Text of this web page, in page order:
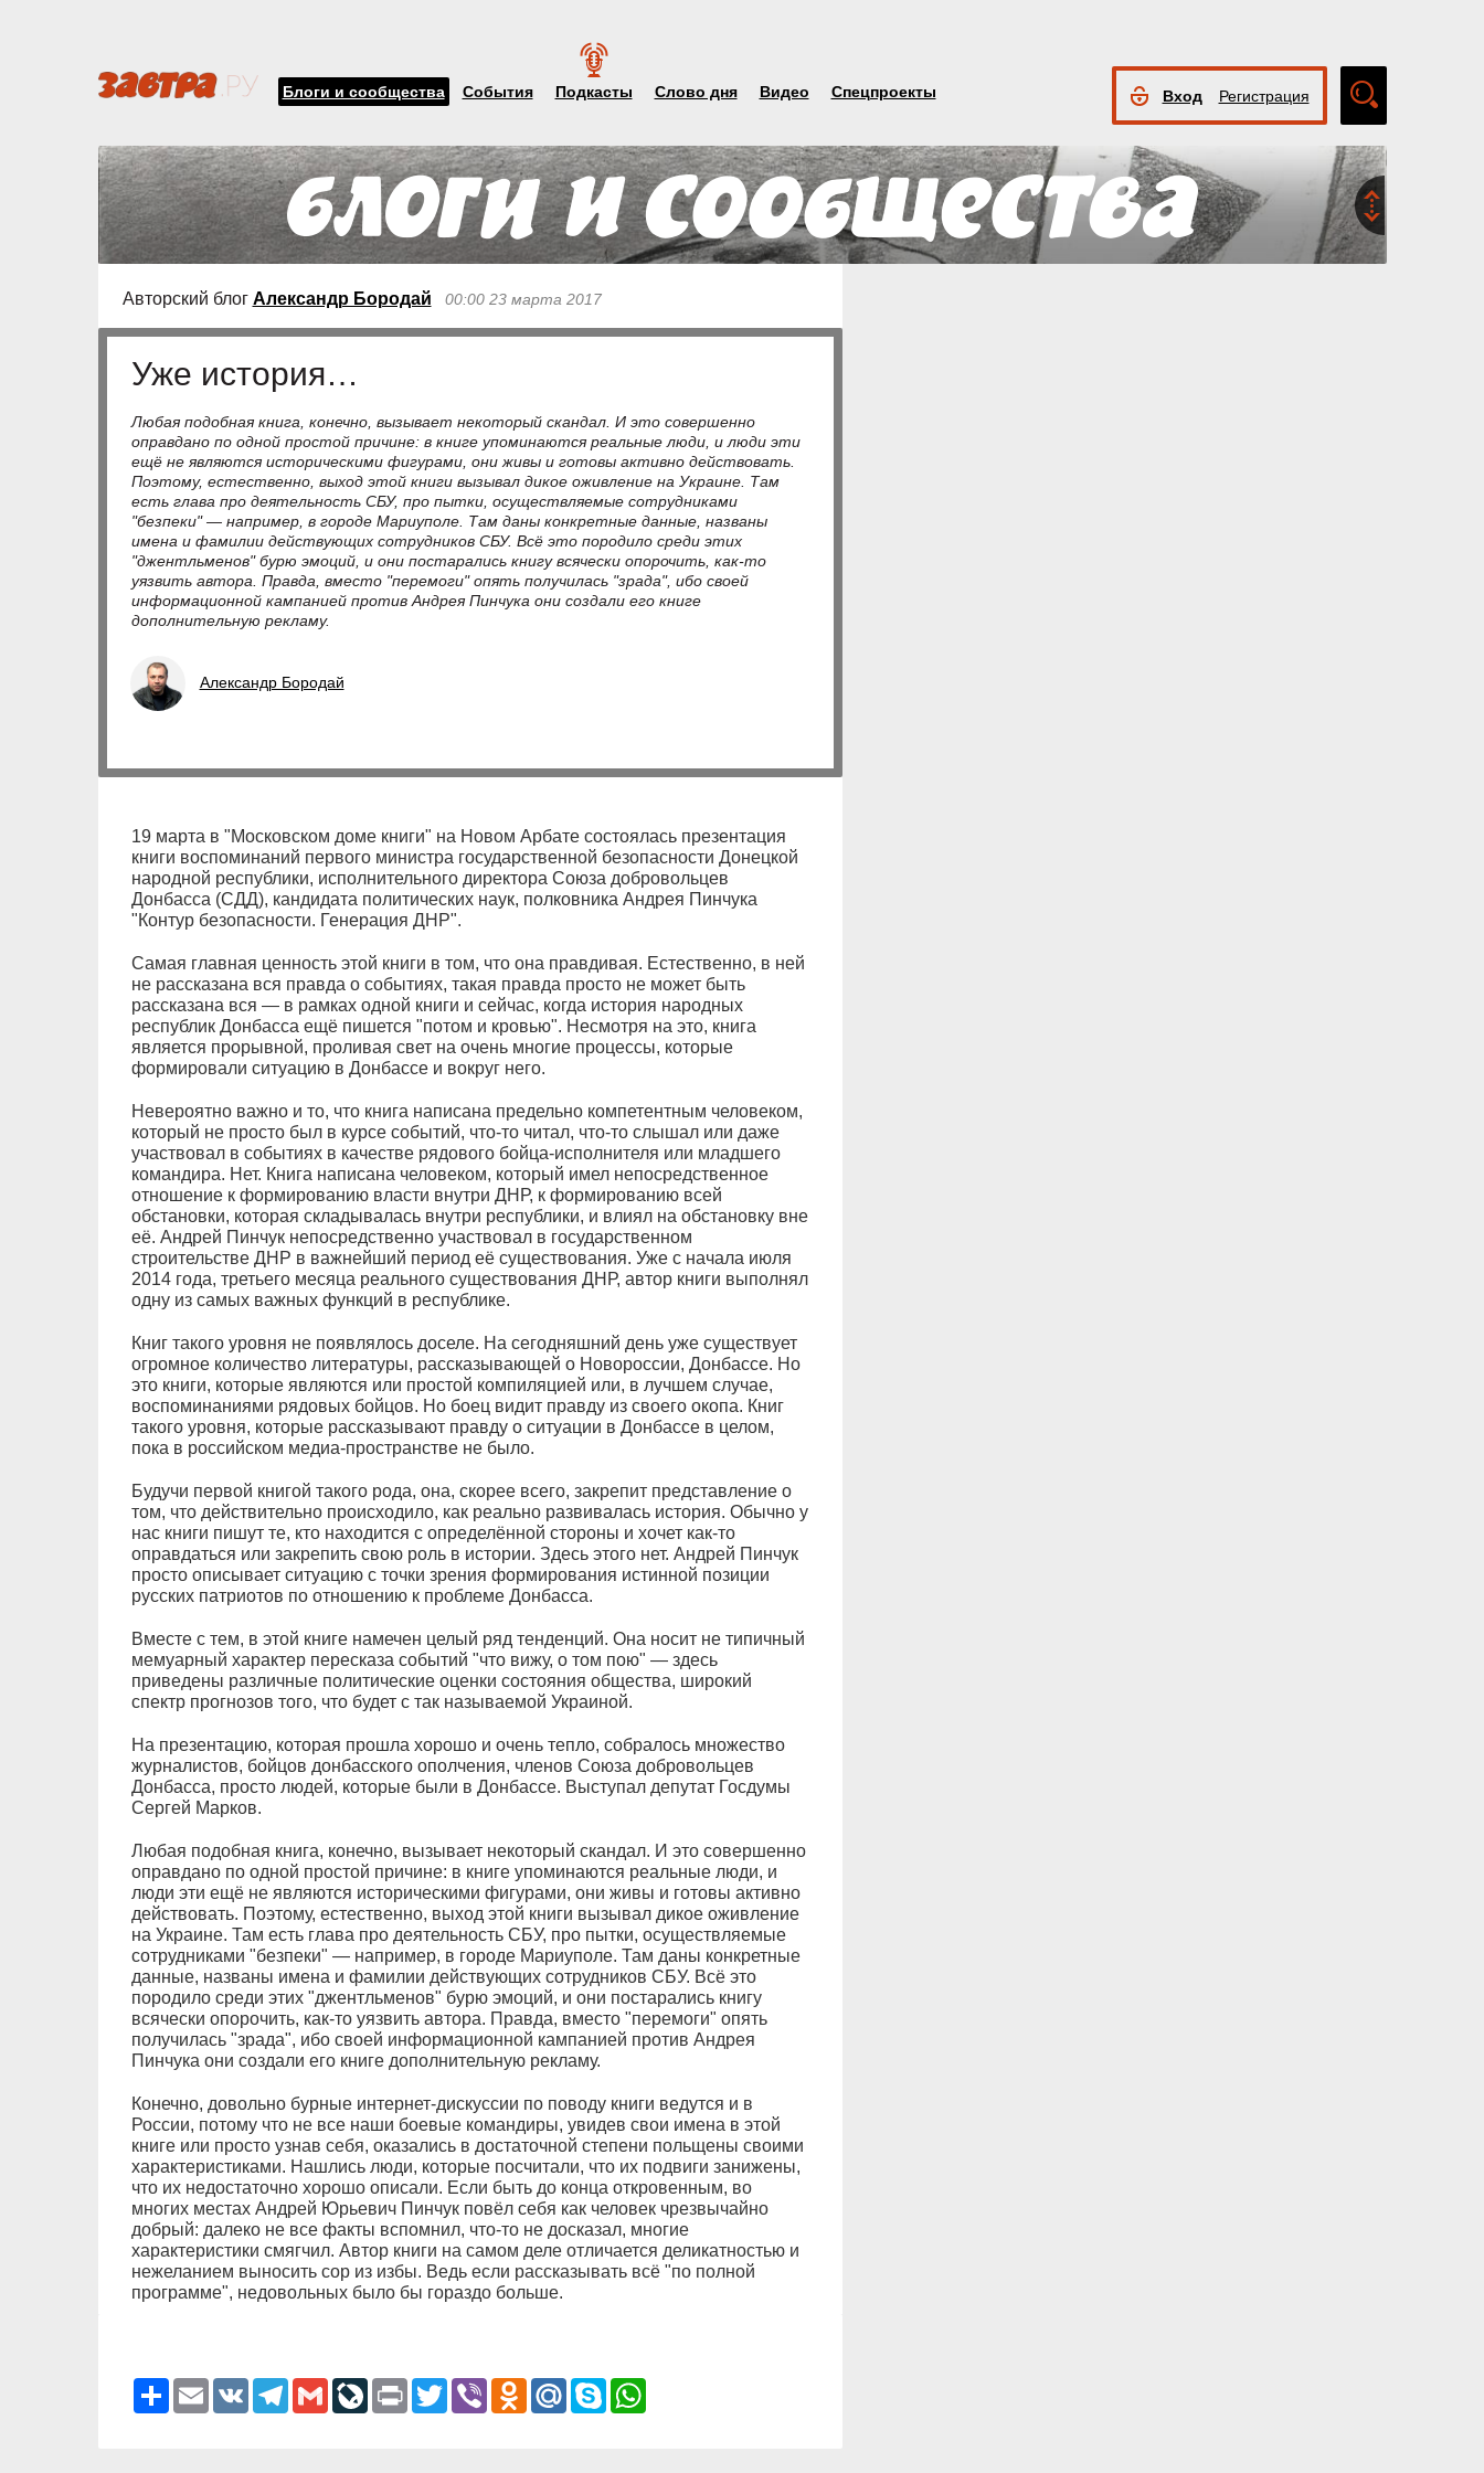
Блоги и сообщества События Подкасты Слово дня Видео Спецпроекты Вход Регистрация
Авторский блог Александр Бородай 00:00 23 марта 2017
Уже история…
Любая подобная книга, конечно, вызывает некоторый скандал. И это совершенно
оправдано по одной простой причине: в книге упоминаются реальные люди, и люди эти
ещё не являются историческими фигурами, они живы и готовы активно действовать.
Поэтому, естественно, выход этой книги вызывал дикое оживление на Украине. Там
есть глава про деятельность СБУ, про пытки, осуществляемые сотрудниками
"безпеки" — например, в городе Мариуполе. Там даны конкретные данные, названы
имена и фамилии действующих сотрудников СБУ. Всё это породило среди этих
"джентльменов" бурю эмоций, и они постарались книгу всячески опорочить, как-то
уязвить автора. Правда, вместо "перемоги" опять получилась "зрада", ибо своей
информационной кампанией против Андрея Пинчука они создали его книге
дополнительную рекламу.
Александр Бородай
19 марта в "Московском доме книги" на Новом Арбате состоялась презентация
книги воспоминаний первого министра государственной безопасности Донецкой
народной республики, исполнительного директора Союза добровольцев
Донбасса (СДД), кандидата политических наук, полковника Андрея Пинчука
"Контур безопасности. Генерация ДНР".
Самая главная ценность этой книги в том, что она правдивая. Естественно, в ней
не рассказана вся правда о событиях, такая правда просто не может быть
рассказана вся — в рамках одной книги и сейчас, когда история народных
республик Донбасса ещё пишется "потом и кровью". Несмотря на это, книга
является прорывной, проливая свет на очень многие процессы, которые
формировали ситуацию в Донбассе и вокруг него.
Невероятно важно и то, что книга написана предельно компетентным человеком,
который не просто был в курсе событий, что-то читал, что-то слышал или даже
участвовал в событиях в качестве рядового бойца-исполнителя или младшего
командира. Нет. Книга написана человеком, который имел непосредственное
отношение к формированию власти внутри ДНР, к формированию всей
обстановки, которая складывалась внутри республики, и влиял на обстановку вне
её. Андрей Пинчук непосредственно участвовал в государственном
строительстве ДНР в важнейший период её существования. Уже с начала июля
2014 года, третьего месяца реального существования ДНР, автор книги выполнял
одну из самых важных функций в республике.
Книг такого уровня не появлялось доселе. На сегодняшний день уже существует
огромное количество литературы, рассказывающей о Новороссии, Донбассе. Но
это книги, которые являются или простой компиляцией или, в лучшем случае,
воспоминаниями рядовых бойцов. Но боец видит правду из своего окопа. Книг
такого уровня, которые рассказывают правду о ситуации в Донбассе в целом,
пока в российском медиа-пространстве не было.
Будучи первой книгой такого рода, она, скорее всего, закрепит представление о
том, что действительно происходило, как реально развивалась история. Обычно у
нас книги пишут те, кто находится с определённой стороны и хочет как-то
оправдаться или закрепить свою роль в истории. Здесь этого нет. Андрей Пинчук
просто описывает ситуацию с точки зрения формирования истинной позиции
русских патриотов по отношению к проблеме Донбасса.
Вместе с тем, в этой книге намечен целый ряд тенденций. Она носит не типичный
мемуарный характер пересказа событий "что вижу, о том пою" — здесь
приведены различные политические оценки состояния общества, широкий
спектр прогнозов того, что будет с так называемой Украиной.
На презентацию, которая прошла хорошо и очень тепло, собралось множество
журналистов, бойцов донбасского ополчения, членов Союза добровольцев
Донбасса, просто людей, которые были в Донбассе. Выступал депутат Госдумы
Сергей Марков.
Любая подобная книга, конечно, вызывает некоторый скандал. И это совершенно
оправдано по одной простой причине: в книге упоминаются реальные люди, и
люди эти ещё не являются историческими фигурами, они живы и готовы активно
действовать. Поэтому, естественно, выход этой книги вызывал дикое оживление
на Украине. Там есть глава про деятельность СБУ, про пытки, осуществляемые
сотрудниками "безпеки" — например, в городе Мариуполе. Там даны конкретные
данные, названы имена и фамилии действующих сотрудников СБУ. Всё это
породило среди этих "джентльменов" бурю эмоций, и они постарались книгу
всячески опорочить, как-то уязвить автора. Правда, вместо "перемоги" опять
получилась "зрада", ибо своей информационной кампанией против Андрея
Пинчука они создали его книге дополнительную рекламу.
Конечно, довольно бурные интернет-дискуссии по поводу книги ведутся и в
России, потому что не все наши боевые командиры, увидев свои имена в этой
книге или просто узнав себя, оказались в достаточной степени польщены своими
характеристиками. Нашлись люди, которые посчитали, что их подвиги занижены,
что их недостаточно хорошо описали. Если быть до конца откровенным, во
многих местах Андрей Юрьевич Пинчук повёл себя как человек чрезвычайно
добрый: далеко не все факты вспомнил, что-то не досказал, многие
характеристики смягчил. Автор книги на самом деле отличается деликатностью и
нежеланием выносить сор из избы. Ведь если рассказывать всё "по полной
программе", недовольных было бы гораздо больше.
РесурсEmail VK Telegram
GmailLiveJournal
Print TwitterViber Odnoklassniki
Mail.RuSkypeWhatsApp